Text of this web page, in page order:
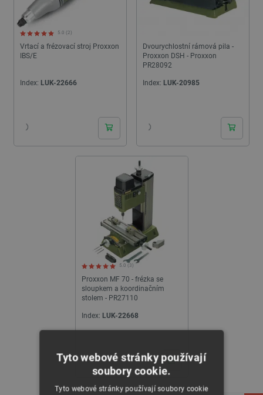
Vrtací a frézovací stroj Proxxon
IBS/E
5.0 (2)
Index: LUK-22666
Dvourychlostní rámová pila -
Proxxon DSH - Proxxon
PR28092
Index: LUK-20985
Proxxon MF 70 - frézka se
sloupkem a koordinačním
stolem - PR27110
5.0 (3)
Index: LUK-22668
Tyto webové stránky používají
soubory cookie.
Tyto webové stránky používají soubory cookie